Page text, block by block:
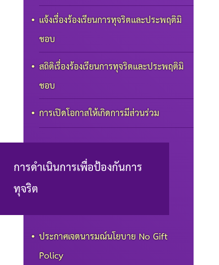
แจ้งเรื่องร้องเรียนการทุจริตและประพฤติมิ
ชอบ
สถิติเรื่องร้องเรียนการทุจริตและประพฤติมิ
ชอบ
การเปิดโอกาสให้เกิดการมีส่วนร่วม
การดำเนินการเพื่อป้องกันการ
ทุจริต
ประกาศเจตนารมณ์นโยบาย No Gift
Policy